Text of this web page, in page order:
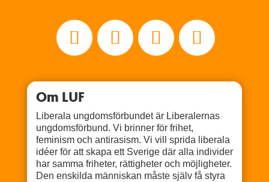
Om LUF
Liberala ungdomsförbundet är Liberalernas
ungdomsförbund. Vi brinner för frihet,
feminism och antirasism. Vi vill sprida liberala
idéer för att skapa ett Sverige där alla individer
har samma friheter, rättigheter och möjligheter.
Den enskilda människan måste själv få styra